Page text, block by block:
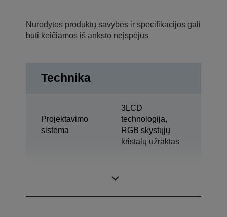
Nurodytos produktų savybės ir specifikacijos gali
būti keičiamos iš anksto neįspėjus
Technika
Projektavimo
sistema
3LCD
technologija,
RGB skystųjų
kristalų užraktas